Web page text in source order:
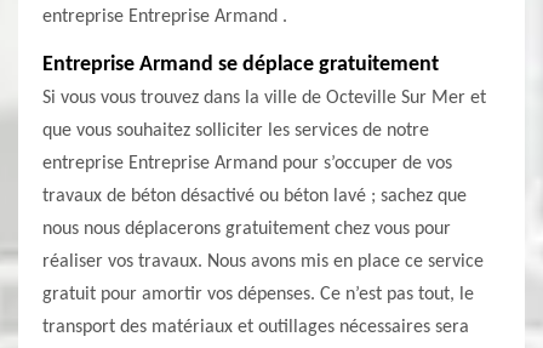
entreprise Entreprise Armand .
Entreprise Armand se déplace gratuitement
Si vous vous trouvez dans la ville de Octeville Sur Mer et
que vous souhaitez solliciter les services de notre
entreprise Entreprise Armand pour s’occuper de vos
travaux de béton désactivé ou béton lavé ; sachez que
nous nous déplacerons gratuitement chez vous pour
réaliser vos travaux. Nous avons mis en place ce service
gratuit pour amortir vos dépenses. Ce n’est pas tout, le
transport des matériaux et outillages nécessaires sera